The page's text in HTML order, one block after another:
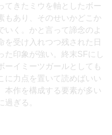
てきたミウを軸としたボー
もあり、そのせいかどこか
いく。かと言って諦念のよ
を受け入れつつ残された日
た印象が強い。終末SFにし
ーイミーツガールとしても
に力点を置いて読めばいい
本作を構成する要素が多い
過ぎる。